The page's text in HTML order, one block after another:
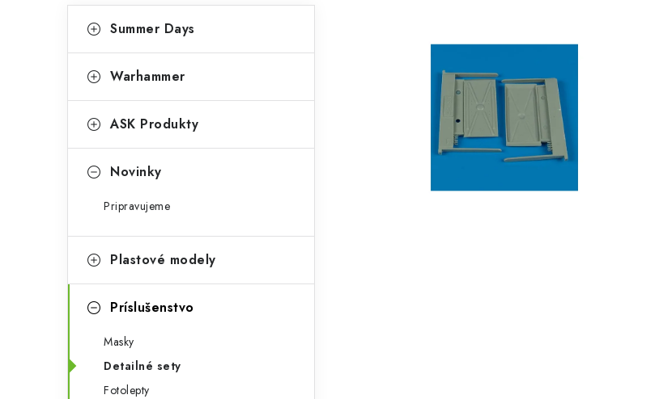
o
n
ý
n
l
kategórie
a
e
ó
e
Summer Days
Warhammer
ASK Produkty
Novinky
Pripravujeme
Plastové modely
Príslušenstvo
Masky
Detailné sety
Fotolepty